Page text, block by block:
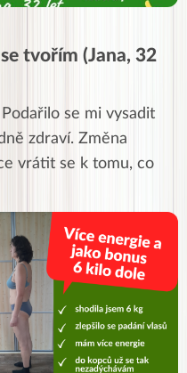
tvořím (Jana, 32
se mi vysadit
zdraví. Změna
vrátit se k tomu, co